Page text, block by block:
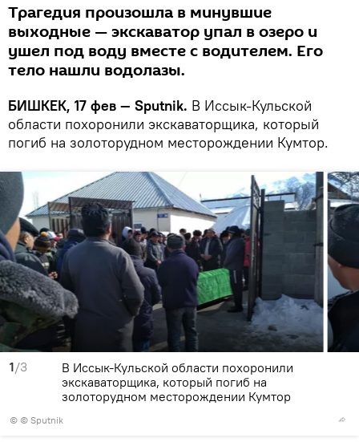
Трагедия произошла в минувшие
выходные — экскаватор упал в озеро и
ушел под воду вместе с водителем. Его
тело нашли водолазы.
БИШКЕК, 17 фев — Sputnik. В Иссык-Кульской
области похоронили экскаваторщика, который
погиб на золоторудном месторождении Кумтор.
1/3
© © Sputnik
В Иссык-Кульской области похоронили
экскаваторщика, который погиб на
золоторудном месторождении Кумтор